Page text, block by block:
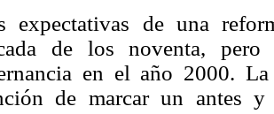
expectativas de una
de los noventa,
en el año 2000.
de marcar un antes